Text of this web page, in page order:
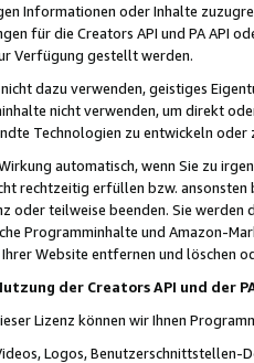
Informationen oder Inhalte
für die Creators API und PA API
Verfügung gestellt werden.
dazu verwenden, geistiges
nicht verwenden, um direkt
Technologien zu entwickeln
automatisch, wenn Sie zu
rechtzeitig erfüllen bzw. ansonsten
oder teilweise beenden. Sie werden
Programminhalte und Amazon-
Website entfernen und löschen
der Creators API und der
Lizenz können wir Ihnen
Logos, Benutzerschnittstellen-